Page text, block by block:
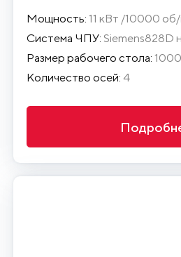
Мощность: 11 кВт /10000
Система ЧПУ: Siemens828D
Размер рабочего стола:
Количество осей: 4